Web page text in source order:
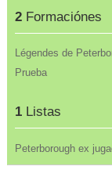
2Formaciónes
Légendes de
Prueba
1Listas
Peterborough ex